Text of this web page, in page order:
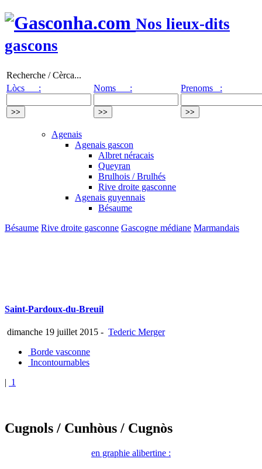
Nos lieux-dits
gascons
Recherche / Cèrca...
Lòcs :
Noms : Prenoms :
Agenais
Agenais gascon
Albret néracais
Queyran
Brulhois / Brulhés
Rive droite gasconne
Agenais guyennais
Bésaume
Bésaume Rive droite gasconne Gascogne médiane Marmandais
Saint-Pardoux-du-Breuil
dimanche 19 juillet 2015 - Tederic Merger
Borde vasconne
Incontournables
| 1
Cugnols / Cunhòus / Cugnòs
en graphie alibertine :